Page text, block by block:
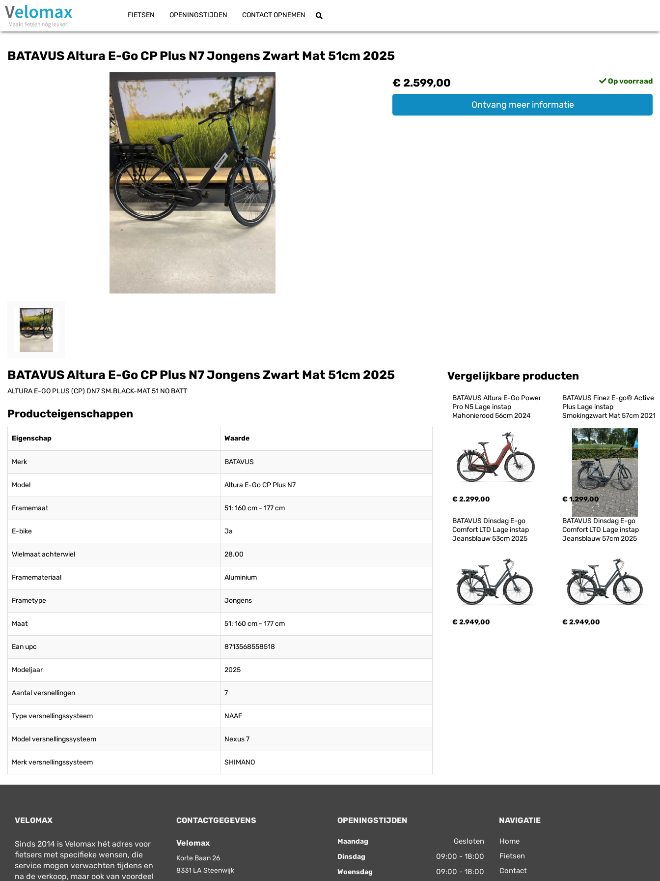
FIETSEN OPENINGSTIJDEN CONTACT OPNEMEN
BATAVUS Altura E-Go CP Plus N7 Jongens Zwart Mat 51cm 2025
€ 2.599,00 Op voorraad
Ontvang meer informatie
BATAVUS Altura E-Go CP Plus N7 Jongens Zwart Mat 51cm 2025
ALTURA E-GO PLUS (CP) DN7 SM.BLACK-MAT 51 NO BATT
Producteigenschappen
Eigenschap Waarde
Merk BATAVUS
Model Altura E-Go CP Plus N7
Framemaat 51: 160 cm - 177 cm
E-bike Ja
Wielmaat achterwiel 28.00
Framemateriaal Aluminium
Frametype Jongens
Maat 51: 160 cm - 177 cm
Ean upc 8713568558518
Modeljaar 2025
Aantal versnellingen 7
Type versnellingssysteem NAAF
Model versnellingssysteem Nexus 7
Merk versnellingssysteem SHIMANO
Vergelijkbare producten
BATAVUS Altura E-Go Power
Pro N5 Lage instap
Mahonierood 56cm 2024
€ 2.299,00
BATAVUS Finez E-go® Active
Plus Lage instap
Smokingzwart Mat 57cm 2021
€ 1.299,00
BATAVUS Dinsdag E-go
Comfort LTD Lage instap
Jeansblauw 53cm 2025
€ 2.949,00
BATAVUS Dinsdag E-go
Comfort LTD Lage instap
Jeansblauw 57cm 2025
€ 2.949,00
VELOMAX
Sinds 2014 is Velomax hét adres voor
fietsers met specifieke wensen, die
service mogen verwachten tijdens en
na de verkoop, maar ook van voordeel
CONTACTGEGEVENS
Velomax
Korte Baan 26
8331 LA Steenwijk
OPENINGSTIJDEN
Maandag Gesloten
Dinsdag 09:00 - 18:00
Woensdag 09:00 - 18:00
NAVIGATIE
Home
Fietsen
Contact